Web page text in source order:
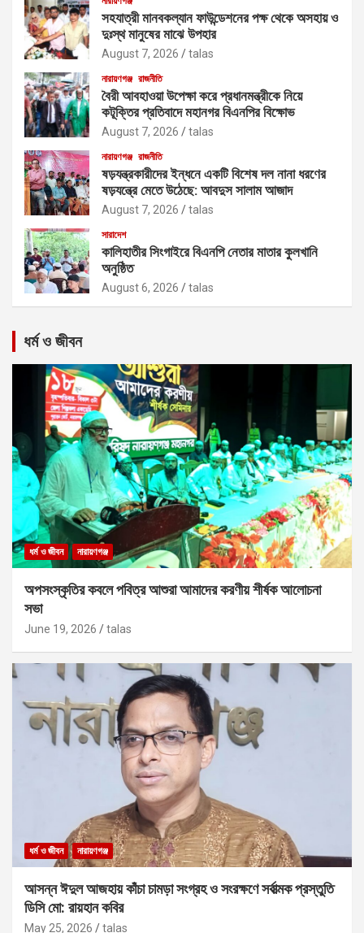
সহযাত্রী মানবকল্যান ফাউন্ডেশনের পক্ষ থেকে অসহায় ও
দুঃস্থ মানুষের মাঝে উপহার
August 7, 2026 talas
নারায়ণগঞ্জ রাজনীতি
বৈরী আবহাওয়া উপেক্ষা করে প্রধানমন্ত্রীকে নিয়ে
কটূক্তির প্রতিবাদে মহানগর বিএনপির বিক্ষোভ
August 7, 2026 talas
নারায়ণগঞ্জ রাজনীতি
ষড়যন্ত্রকারীদের ইন্ধনে একটি বিশেষ দল নানা ধরণের
ষড়যন্ত্রে মেতে উঠেছে: আবদুস সালাম আজাদ
August 7, 2026 talas
সারাদেশ
কালিহাতীর সিংগাইরে বিএনপি নেতার মাতার কুলখানি
অনুষ্ঠিত
August 6, 2026 talas
ধর্ম ও জীবন
ধর্ম ও জীবন নারায়ণগঞ্জ
অপসংস্কৃতির কবলে পবিত্র আশুরা আমাদের করণীয় শীর্ষক আলোচনা
সভা
June 19, 2026 talas
ধর্ম ও জীবন নারায়ণগঞ্জ
আসন্ন ঈদুল আজহায় কাঁচা চামড়া সংগ্রহ ও সংরক্ষণে সর্বাত্মক প্রস্তুতি
ডিসি মো: রায়হান কবির
May 25, 2026 talas